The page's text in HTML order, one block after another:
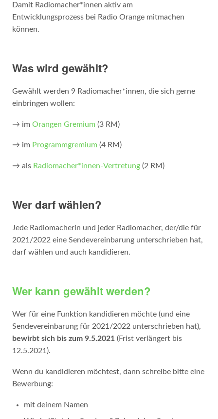
Damit Radiomacher*innen aktiv am
Entwicklungsprozess bei Radio Orange mitmachen
können.
Was wird gewählt?
Gewählt werden 9 Radiomacher*innen, die sich gerne
einbringen wollen:
→ im Orangen Gremium (3 RM)
→ im Programmgremium (4 RM)
→ als Radiomacher*innen-Vertretung(2 RM)
Wer darf wählen?
Jede Radiomacherin und jeder Radiomacher, der/die für
2021/2022 eine Sendevereinbarung unterschrieben hat,
darf wählen und auch kandidieren.
Wer kann gewählt werden?
Wer für eine Funktion kandidieren möchte (und eine
Sendevereinbarung für 2021/2022 unterschrieben hat),
bewirbt sich bis zum 9.5.2021 (Frist verlängert bis
12.5.2021).
Wenn du kandidieren möchtest, dann schreibe bitte eine
Bewerbung:
mit deinem Namen